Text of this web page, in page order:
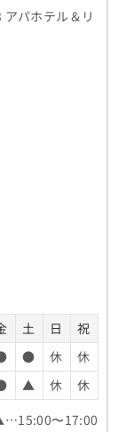
パホテル＆リ
土 日
祝
● 休
休
▲ 休
休
〜17:00